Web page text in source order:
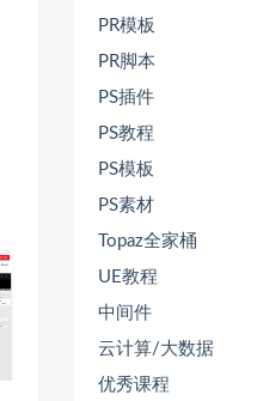
PR模板
PR脚本
PS插件
PS教程
PS模板
PS素材
Topaz全家桶
UE教程
中间件
云计算/大数据
优秀课程